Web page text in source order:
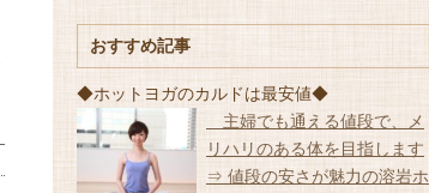
おすすめ記事
◆ホットヨガのカルドは最安値◆
主婦でも通える値段で、メ
リハリのある体を目指します
⇒ 値段の安さが魅力の溶岩ホ